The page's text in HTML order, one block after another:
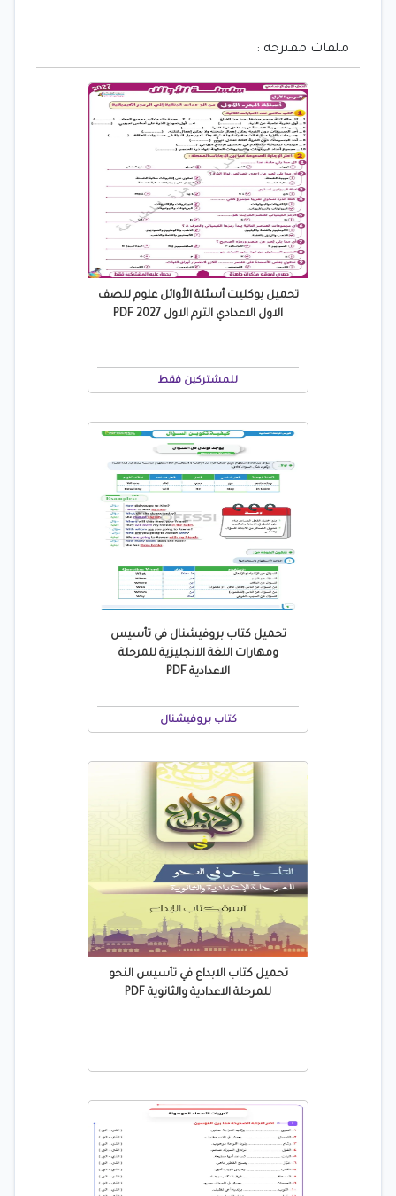
ملفات مقترحة :
تحميل بوكليت أسئلة الأوائل علوم للصف
الاول الاعدادي الترم الاول 2027 PDF
للمشتركين فقط
تحميل كتاب بروفيشنال في تأسيس
ومهارات اللغة الانجليزية للمرحلة
الاعدادية PDF
كتاب بروفيشنال
تحميل كتاب الابداع في تأسيس النحو
للمرحلة الاعدادية والثانوية PDF